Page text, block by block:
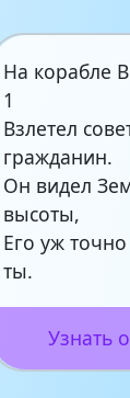
На корабле
1
Взлетел
гражданин.
Он видел
высоты,
Его уж
ты.
Узнать